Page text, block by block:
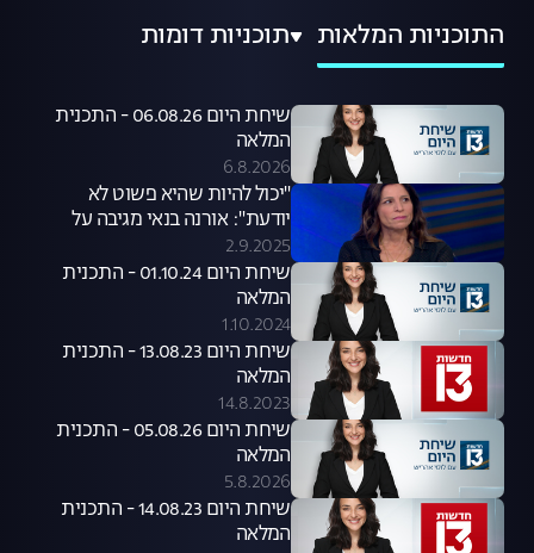
התוכניות המלאות תוכניות דומות
שיחת היום 06.08.26 - התכנית
המלאה
6.8.2026
"יכול להיות שהיא פשוט לא
יודעת": אורנה בנאי מגיבה על
סערת קניית הכלבים שעוררה קרן
פלס
2.9.2025
שיחת היום 01.10.24 - התכנית
המלאה
1.10.2024
שיחת היום 13.08.23 - התכנית
המלאה
14.8.2023
שיחת היום 05.08.26 - התכנית
המלאה
5.8.2026
שיחת היום 14.08.23 - התכנית
המלאה